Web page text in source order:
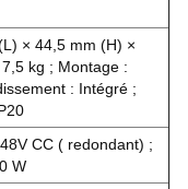
× 44,5 mm (H) ×
kg ; Montage :
: Intégré ;
CC ( redondant) ;
W